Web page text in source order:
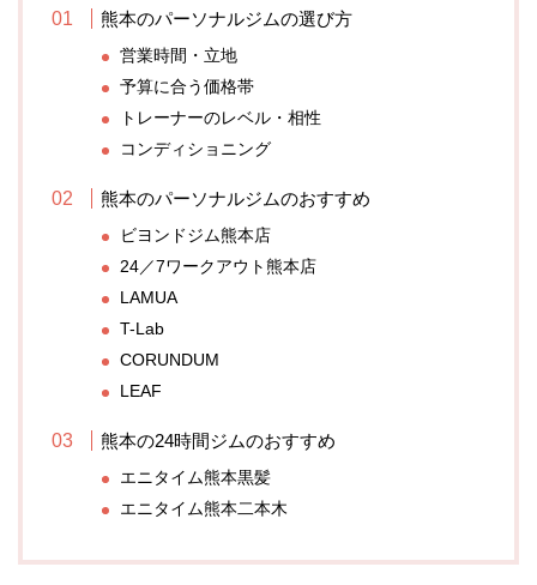
熊本のパーソナルジムの選び方
営業時間・立地
予算に合う価格帯
トレーナーのレベル・相性
コンディショニング
熊本のパーソナルジムのおすすめ
ビヨンドジム熊本店
24／7ワークアウト熊本店
LAMUA
T-Lab
CORUNDUM
LEAF
熊本の24時間ジムのおすすめ
エニタイム熊本黒髪
エニタイム熊本二本木